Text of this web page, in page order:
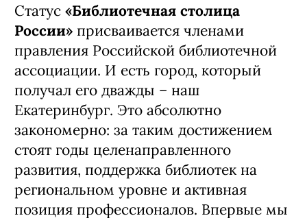
Статус «Библиотечная столица
России» присваивается членами
правления Российской библиотечной
ассоциации. И есть город, который
получал его дважды – наш
Екатеринбург. Это абсолютно
закономерно: за таким достижением
стоят годы целенаправленного
развития, поддержка библиотек на
региональном уровне и активная
позиция профессионалов. Впервые мы